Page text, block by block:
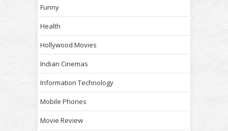
Funny
Health
Hollywood Movies
Indian Cinemas
Information Technology
Mobile Phones
Movie Review